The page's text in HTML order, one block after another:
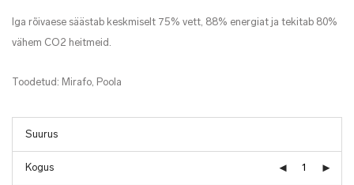
Iga rõivaese säästab keskmiselt 75% vett, 88% energiat ja tekitab 80%
vähem CO2 heitmeid.
Toodetud: Mirafo, Poola
Kogus